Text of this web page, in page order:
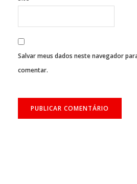
Salvar meus dados neste navegador
comentar.